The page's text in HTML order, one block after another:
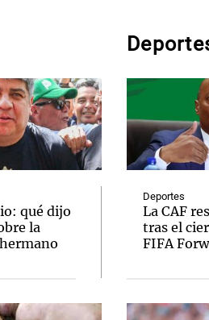
qué dijo
la
Deportes
La CAF
tras el
FIFA